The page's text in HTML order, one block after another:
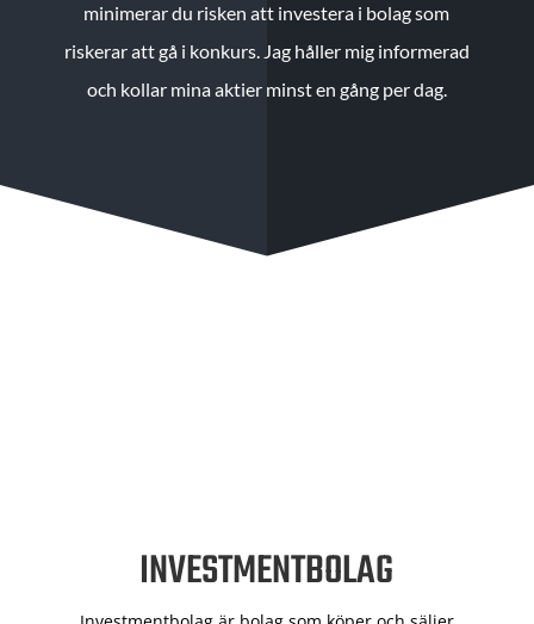
minimerar du risken att investera i bolag som
riskerar att gå i konkurs. Jag håller mig informerad
och kollar mina aktier minst en gång per dag.
INVESTMENTBOLAG